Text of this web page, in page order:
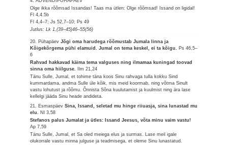
Olge ikka rõõmsad Issandas! Taas ma ütlen: Olge rõõmsad! Issand on ligidal!
Fl 4,4.5b
Fl 4,4–7; Js 52,7–10; Ps 49
Jutlus: Lk 1,(39–45)46–55(56)
20. PühapäevJõgi oma harudega rõõmustab Jumala linna ja
Kõigekõrgema pühi elamuid. Jumal on tema keskel, ei ta kõigu. Ps 46,5–
6
Rahvad hakkavad käima tema valguses ning ilmamaa kuningad toovad
sinna oma hiilguse.
Ilm 21,24
Tänu Sulle, Jumal, et tohime täna koos Sinu rahvaga tulla kokku Sind
kummardama, andma Sulle üle kõik, mis meid koormab, ning võtma Sinult
vastu lohutust ja rõõmu. Õnnista Sõna kuulutamist ja kuulmist ning ära lase
kellelgi jääda Sinu heade andideta.
21. EsmaspäevSina, Issand, seletad mu hinge riiuasja, sina lunastad mu
elu. Nl 3,58
Stefanos palus Jumalat ja ütles: Issand Jeesus, võta minu vaim vastu!
Ap 7,59
Tänu Sulle, Jumal, et Sa oled meiega elus ja surmas. Lase meil igale
olukorrale vastu minna julguse ja teadmisega, et oleme Sinu lunastatud.